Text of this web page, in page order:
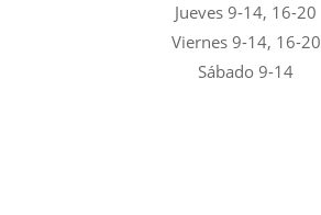
Jueves 9-14, 16-20
Viernes 9-14, 16-20
Sábado 9-14